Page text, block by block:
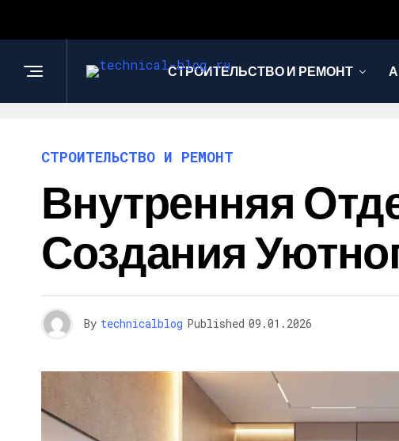
СТРОИТЕЛЬСТВО И РЕМОНТ
СТРОИТЕЛЬСТВО И РЕМОНТ
Внутренняя
Создания
By technicalblog Published 09.01.2026